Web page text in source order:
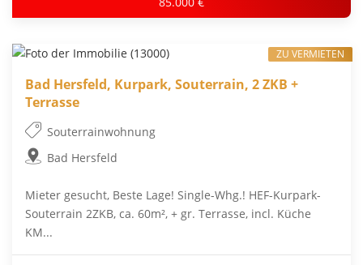
Bad Hersfeld, Kurpark, Souterrain, 2 ZKB +
Terrasse
Souterrainwohnung
Bad Hersfeld
Mieter gesucht, Beste Lage! Single-Whg.! HEF-Kurpark-
Souterrain 2ZKB, ca. 60m², + gr. Terrasse, incl. Küche
KM...
ZU VERMIETEN